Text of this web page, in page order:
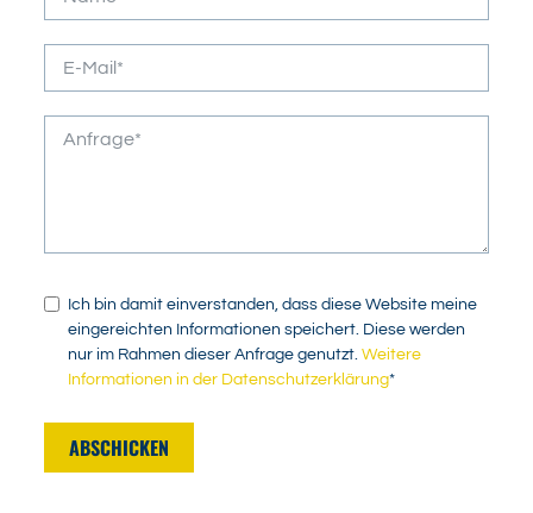
Ich bin damit einverstanden, dass diese Website meine
eingereichten Informationen speichert. Diese werden
nur im Rahmen dieser Anfrage genutzt.Weitere
Informationen in der Datenschutzerklärung*
ABSCHICKEN